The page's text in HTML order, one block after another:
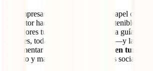
Las empresas turísticas juegan un papel clave
del sector hacia un modelo más sostenible.
operadores turísticos y hoteles, hasta guías
digitales, todas tienen la capacidad —y la
implementar
prácticas sostenibles en turismo
impacto y maximicen los beneficios sociales y